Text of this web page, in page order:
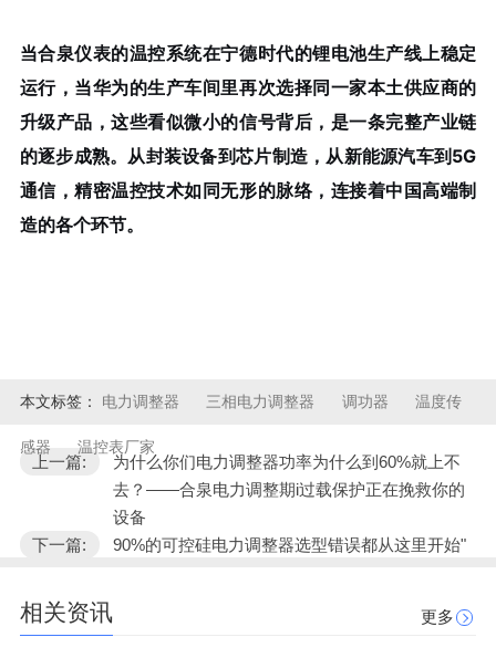
当合泉仪表的温控系统在宁德时代的锂电池生产线上稳定
运行，当华为的生产车间里再次选择同一家本土供应商的
升级产品，这些看似微小的信号背后，是一条完整产业链
的逐步成熟。从封装设备到芯片制造，从新能源汽车到5G
通信，精密温控技术如同无形的脉络，连接着中国高端制
造的各个环节。
本文标签： 电力调整器 三相电力调整器 调功器 温度传
感器 温控表厂家
上一篇:
为什么你们电力调整器功率为什么到60%就上不
去？——合泉电力调整期i过载保护正在挽救你的
设备
下一篇:
90%的可控硅电力调整器选型错误都从这里开始"
相关资讯 更多